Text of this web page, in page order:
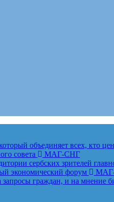
объединяет всех, кто
совета
МАГ-СНГ
сербских зрителей
экономический форум
граждан, и на мнение